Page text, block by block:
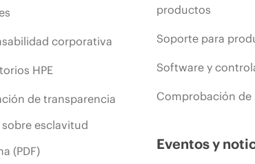
corporativa
HPE
de transparencia
sobre esclavitud
(PDF)
productos
Soporte para
Software y
Comprobación de
Eventos y